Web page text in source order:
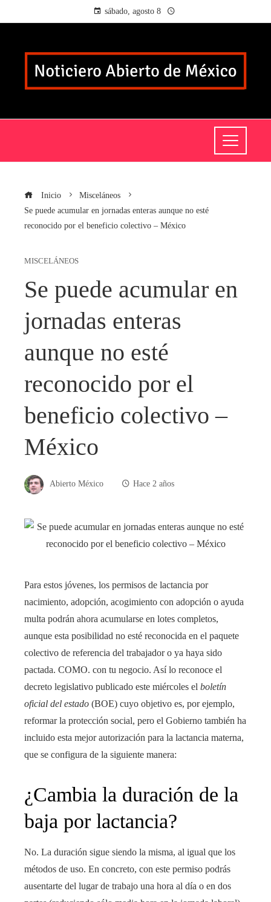
sábado, agosto 8
Inicio
Misceláneos
Se puede acumular en jornadas enteras aunque no esté
reconocido por el beneficio colectivo – México
MISCELÁNEOS
Se puede acumular en
jornadas enteras
aunque no esté
reconocido por el
beneficio colectivo –
México
Abierto México Hace 2 años
Para estos jóvenes, los permisos de lactancia por
nacimiento, adopción, acogimiento con adopción o ayuda
multa podrán ahora acumularse en lotes completos,
aunque esta posibilidad no esté reconocida en el paquete
colectivo de referencia del trabajador o ya haya sido
pactada. COMO. con tu negocio. Así lo reconoce el
decreto legislativo publicado este miércoles el boletín
oficial del estado (BOE) cuyo objetivo es, por ejemplo,
reformar la protección social, pero el Gobierno también ha
incluido esta mejor autorización para la lactancia materna,
que se configura de la siguiente manera:
¿Cambia la duración de la
baja por lactancia?
No. La duración sigue siendo la misma, al igual que los
métodos de uso. En concreto, con este permiso podrás
ausentarte del lugar de trabajo una hora al día o en dos